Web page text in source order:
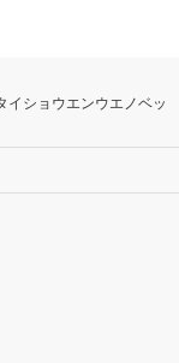
イショウエンウエノベッ